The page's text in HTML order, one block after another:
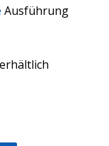
Ausführung